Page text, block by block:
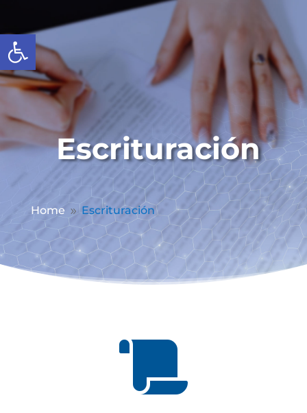
Abrir barra de herramientas
Escrituración
Home 9 Escrituración
